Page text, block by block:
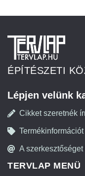
ÉPÍTÉSZETI
Lépjen velünk
Cikket szeretnék
A
TERVLAP MENÜ